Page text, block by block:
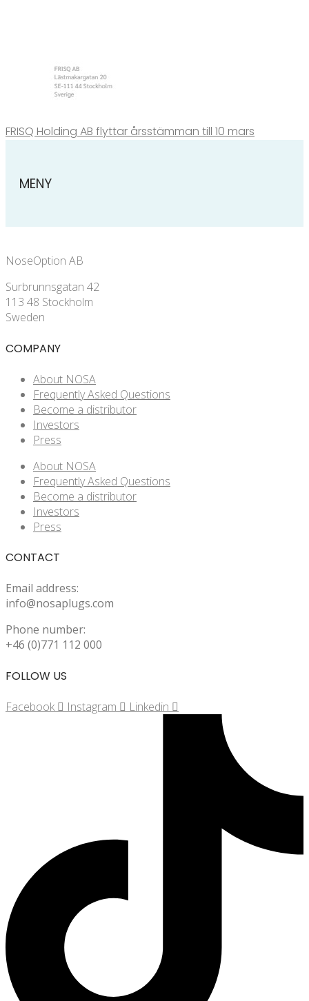
FRISQ Holding AB flyttar årsstämman till 10 mars
MENY
NoseOption AB
Surbrunnsgatan 42
113 48 Stockholm
Sweden
COMPANY
About NOSA
Frequently Asked Questions
Become a distributor
Investors
Press
About NOSA
Frequently Asked Questions
Become a distributor
Investors
Press
CONTACT
Email address:
info@nosaplugs.com
Phone number:
+46 (0)771 112 000
FOLLOW US
Facebook Instagram Linkedin